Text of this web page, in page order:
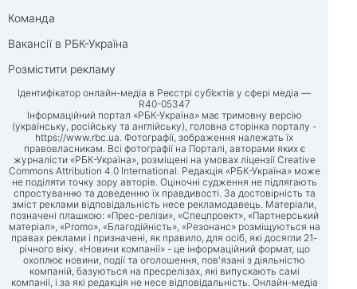
Команда
Вакансії в РБК-Україна
Розмістити рекламу
Ідентифікатор онлайн-медіа в Реєстрі суб’єктів у сфері медіа —
R40-05347
Інформаційний портал «РБК-Україна» має тримовну версію
(українську, російську та англійську), головна сторінка порталу -
https://www.rbc.ua . Фотографії, зображення належать їх
правовласникам. Всі фотографії на Порталі, авторами яких є
журналісти «РБК-Україна», розміщені на умовах ліцензії Creative
Commons Attribution 4.0 International. Редакція «РБК-Україна» може
не поділяти точку зору авторів. Оціночні судження не підлягають
спростуванню та доведенню їх правдивості. За достовірність та
зміст реклами відповідальність несе рекламодавець. Матеріали,
позначені плашкою: «Прес-релізи», «Спецпроект», «Партнерський
матеріал», «Promo», «Благодійність», «Резонанс» розміщуються на
правах реклами і призначені, як правило, для осіб, які досягли 21-
річного віку. «Новини компанії» - це інформаційний формат, що
охоплює новини, події та оголошення, пов'язані з діяльністю
компаній, базуються на пресрелізах, які випускають самі
компанії, і за які редакція не несе відповідальність. Онлайн-медіа